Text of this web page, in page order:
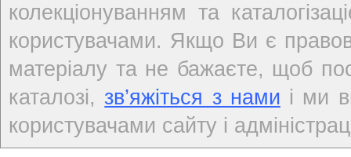
колекціонуванням та
користувачами. Якщо Ви є
матеріалу та не бажаєте, щоб
каталозі,зв’яжіться з нами і ми
користувачами сайту і